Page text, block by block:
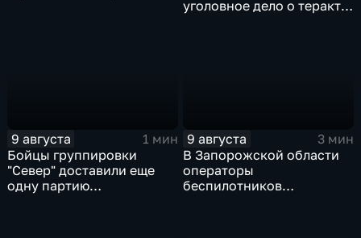
уголовное дело о теракте
9 августа
1 мин
Бойцы группировки
"Север" доставили еще
одну партию
9 августа
3 мин
В Запорожской области
операторы
беспилотников